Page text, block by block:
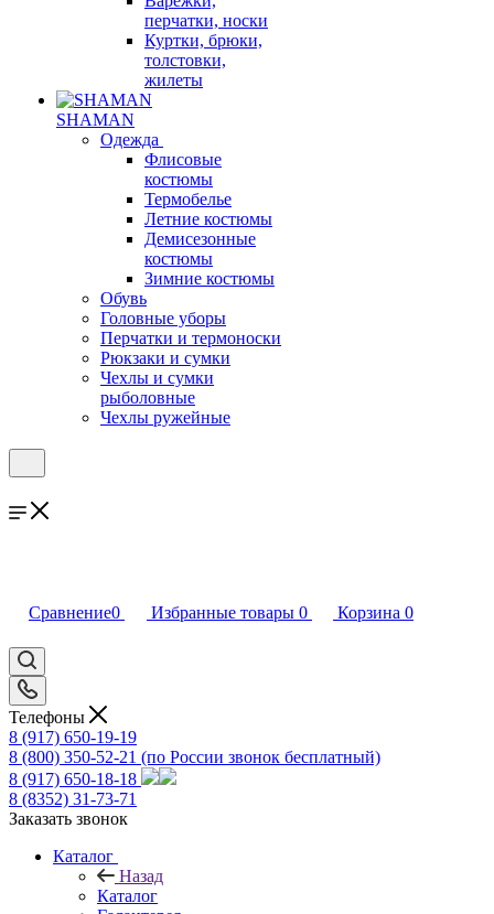
перчатки, носки
Куртки, брюки,
толстовки,
жилеты
SHAMAN
Одежда
Флисовые
костюмы
Термобелье
Летние костюмы
Демисезонные
костюмы
Зимние костюмы
Обувь
Головные уборы
Перчатки и термоноски
Рюкзаки и сумки
Чехлы и сумки
рыболовные
Чехлы ружейные
Сравнение0 Избранные товары 0 Корзина 0
Телефоны
8 (917) 650-19-19
8 (800) 350-52-21 (по России звонок бесплатный)
8 (917) 650-18-18
8 (8352) 31-73-71
Заказать звонок
Каталог
Назад
Каталог